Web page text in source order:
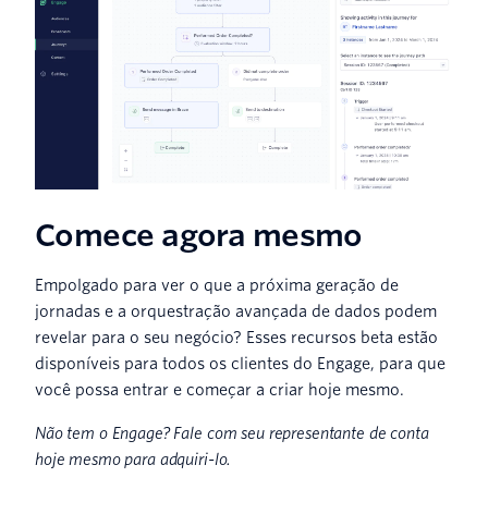
Comece agora mesmo
Empolgado para ver o que a próxima geração de
jornadas e a orquestração avançada de dados podem
revelar para o seu negócio? Esses recursos beta estão
disponíveis para todos os clientes do Engage, para que
você possa entrar e começar a criar hoje mesmo.
Não tem o Engage? Fale com seu representante de conta
hoje mesmo para adquiri-lo.